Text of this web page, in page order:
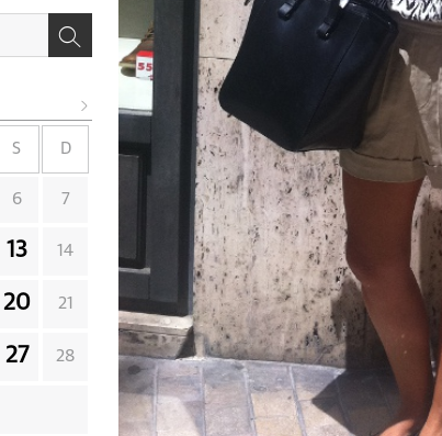
S D
6 7
13 14
20 21
27 28